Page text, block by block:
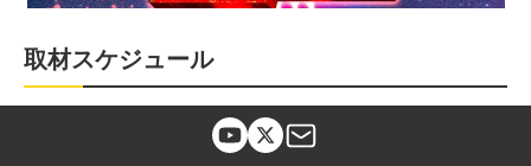
取材スケジュール